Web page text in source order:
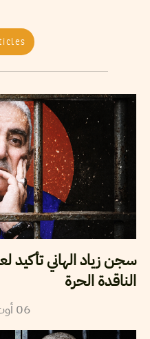
سجن زياد الهاني تأكيد
الناقدة الحرة
06